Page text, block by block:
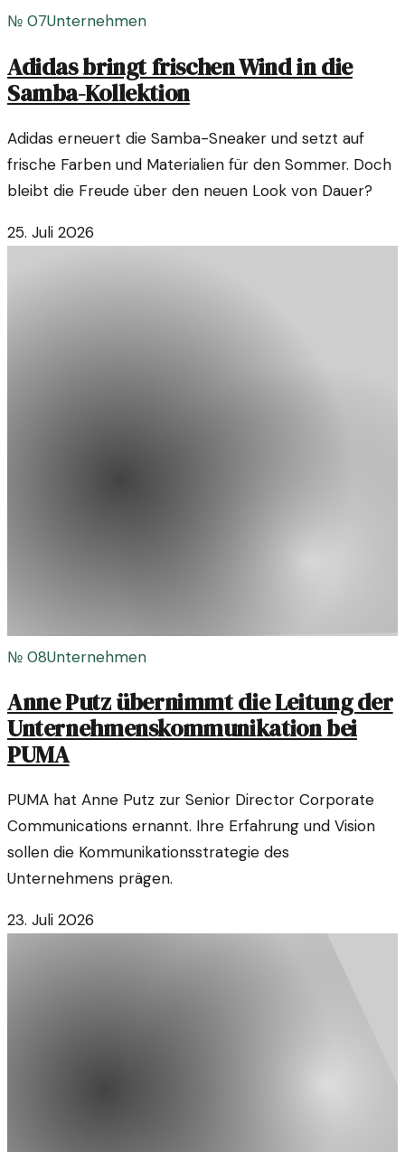
№ 07Unternehmen
Adidas bringt frischen Wind in die
Samba-Kollektion
Adidas erneuert die Samba-Sneaker und setzt auf
frische Farben und Materialien für den Sommer. Doch
bleibt die Freude über den neuen Look von Dauer?
25. Juli 2026
№ 08Unternehmen
Anne Putz übernimmt die Leitung der
Unternehmenskommunikation bei
PUMA
PUMA hat Anne Putz zur Senior Director Corporate
Communications ernannt. Ihre Erfahrung und Vision
sollen die Kommunikationsstrategie des
Unternehmens prägen.
23. Juli 2026